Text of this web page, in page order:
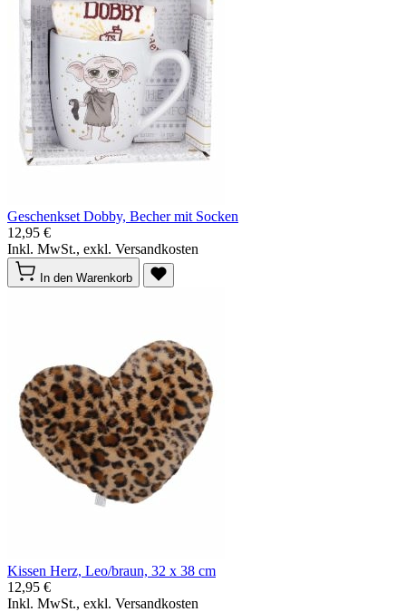
Geschenkset Dobby, Becher mit Socken
12,95 €
Inkl. MwSt., exkl. Versandkosten
In den Warenkorb
Kissen Herz, Leo/braun, 32 x 38 cm
12,95 €
Inkl. MwSt., exkl. Versandkosten